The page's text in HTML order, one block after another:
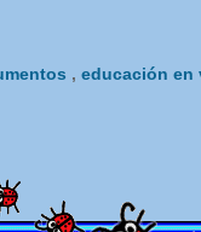
, educación en